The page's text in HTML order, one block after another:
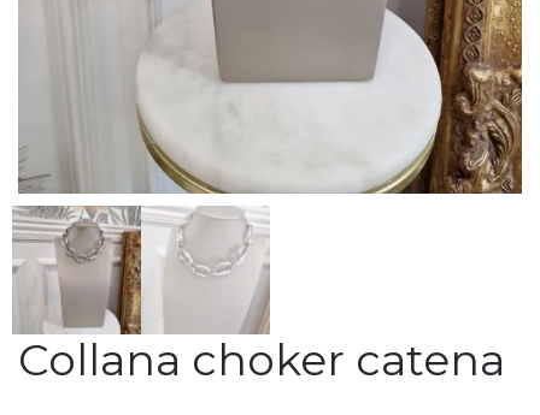
Collana choker catena